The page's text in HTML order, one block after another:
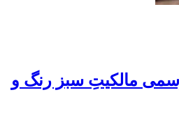
سبز رنگ و